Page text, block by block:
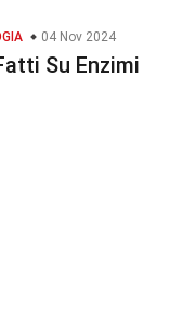
04 Nov 2024
Su Enzimi